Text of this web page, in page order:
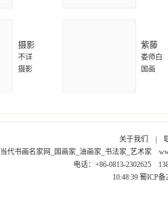
摄影
不详
摄影
紫藤
娄师白
国画
关于我们
当代书画名家网_国画家_油画家_书法家_艺术家
电话：+86-0813-2302625
10:48:39 蜀ICP备